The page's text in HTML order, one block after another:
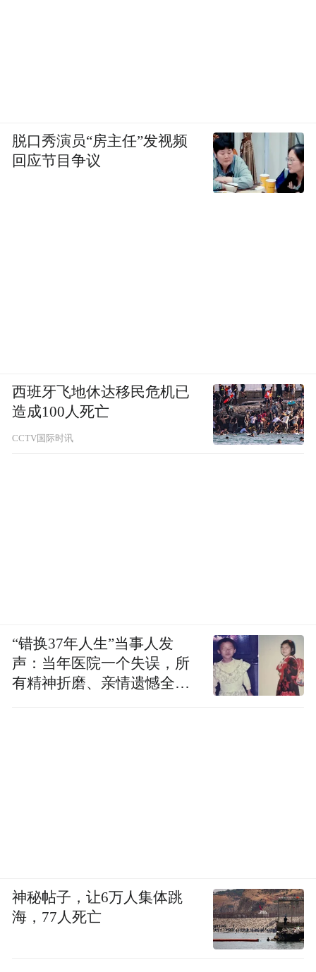
脱口秀演员“房主任”发视频
回应节目争议
西班牙飞地休达移民危机已
造成100人死亡
CCTV国际时讯
“错换37年人生”当事人发
声：当年医院一个失误，所
有精神折磨、亲情遗憾全部
神秘帖子，让6万人集体跳
海，77人死亡